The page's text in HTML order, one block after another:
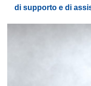
di supporto e di